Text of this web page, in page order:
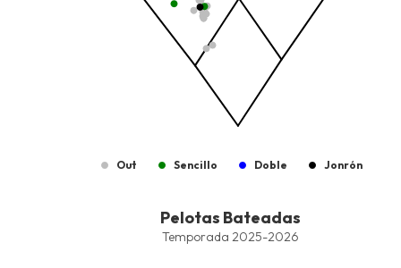
Out Sencillo Doble Jonrón
Combination chart with 7 data series.
Pelotas Bateadas
Temporada 2025-2026